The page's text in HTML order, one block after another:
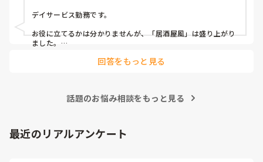
隔月： ランチのテイクアウトイベント
その他： 季節ごとの定期的な行事(運動会や七夕など)
きたなと感じており、新しく喜ばれるようなアイデアを探し
イベントをしている」「年〇回、こんな大型行事がある」
と嬉しいです。
デイサービス勤務です。
お役に立てるかは分かりませんが、「居酒屋風」は盛り上がり
ました。
回答をもっと見る
話題のお悩み相談をもっと見る
最近のリアルアンケート